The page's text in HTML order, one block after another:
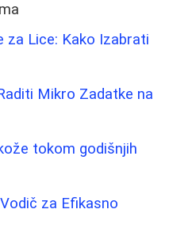
za Lice: Kako Izabrati
Mikro Zadatke na
tokom godišnjih
za Efikasno